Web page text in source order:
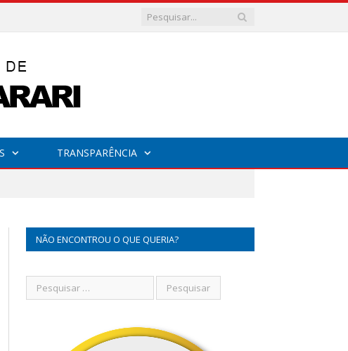
TRANSPARÊNCIA
NÃO ENCONTROU O QUE QUERIA?